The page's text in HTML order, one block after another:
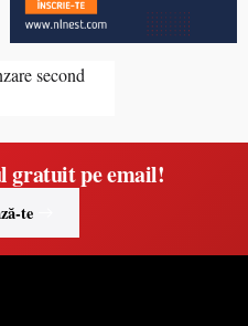
gratuit pe email!
te